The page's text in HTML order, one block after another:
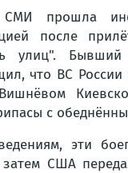
СМИ прошла
после
улиц".
что ВС России
с
эти
затем США